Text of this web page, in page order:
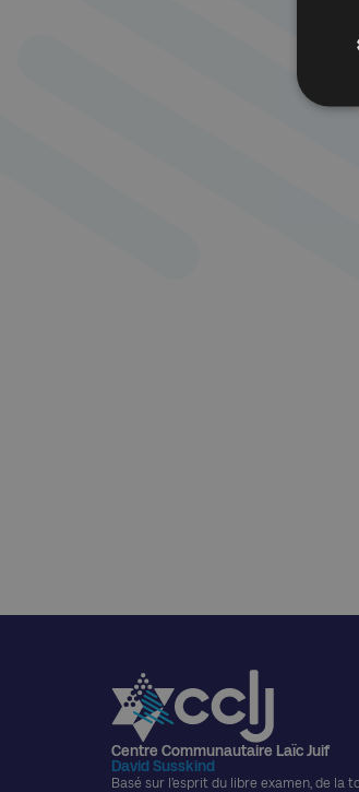
Centre Communautaire Laïc Juif
David Susskind
Basé sur l’esprit du libre examen, de la